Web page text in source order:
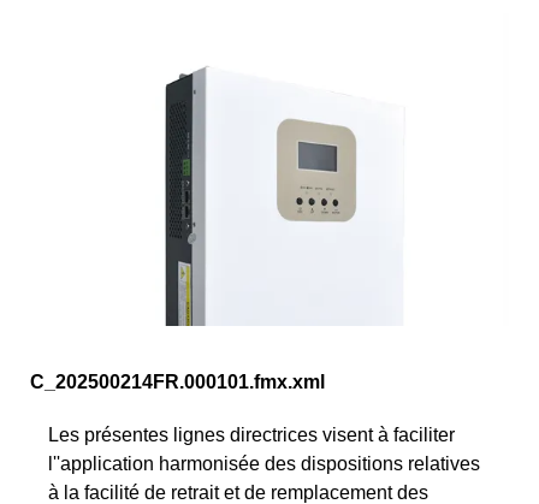
C_202500214FR.000101.fmx.xml
Les présentes lignes directrices visent à faciliter
l''application harmonisée des dispositions relatives
à la facilité de retrait et de remplacement des